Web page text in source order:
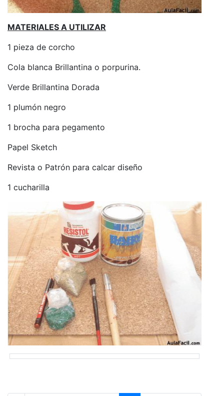
MATERIALES A UTILIZAR
1 pieza de corcho
Cola blanca Brillantina o porpurina.
Verde Brillantina Dorada
1 plumón negro
1 brocha para pegamento
Papel Sketch
Revista o Patrón para calcar diseño
1 cucharilla